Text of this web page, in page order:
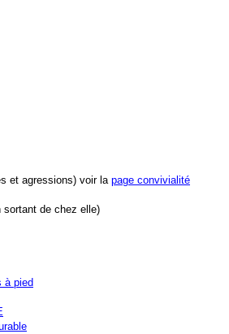
et agressions) voir la page convivialité
sortant de chez elle)
à pied